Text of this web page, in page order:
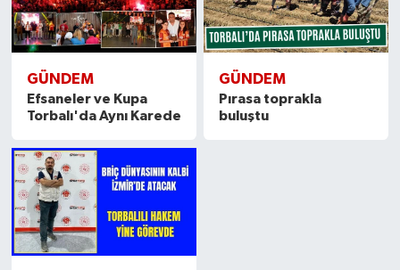
GÜNDEM
Efsaneler ve Kupa
Torbalı'da Aynı Karede
GÜNDEM
Pırasa toprakla
buluştu